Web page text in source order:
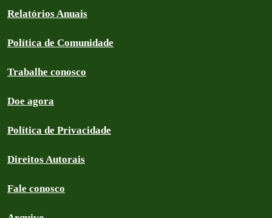
Relatórios Anuais
Política de Comunidade
Trabalhe conosco
Doe agora
Política de Privacidade
Direitos Autorais
Fale conosco